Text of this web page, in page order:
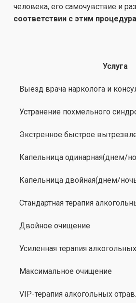
человека, его самочувствие и
соответствии с этим
Услуга
Выезд врача нарколога и
Устранение похмельного
Экстренное быстрое
Капельница одинарная(днем/
Капельница двойная(днем/
Стандартная терапия
Двойное очищение
Усиленная терапия
Максимальное очищение
VIP-терапия алкогольных